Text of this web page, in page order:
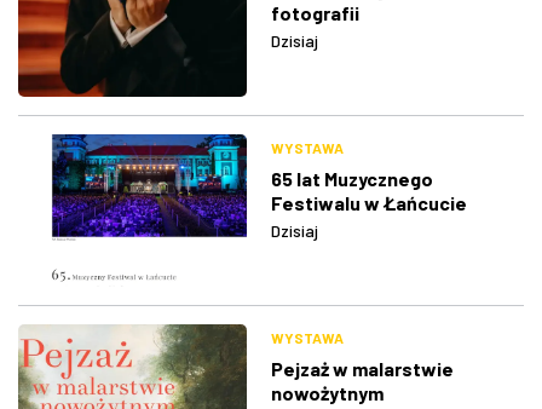
fotografii
Dzisiaj
WYSTAWA
65 lat Muzycznego
Festiwalu w Łańcucie
Dzisiaj
WYSTAWA
Pejzaż w malarstwie
nowożytnym